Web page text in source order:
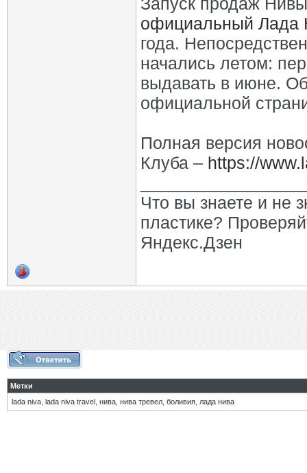
официальный Лада
года.
начались летом:
выдавать в июне.
официальной
Полная версия
Клуба – https://
Что вы знаете и не
пластике?
Яндекс.Дзен
Метки
lada niva lada niva travel нива нива тревел боливия лада нива